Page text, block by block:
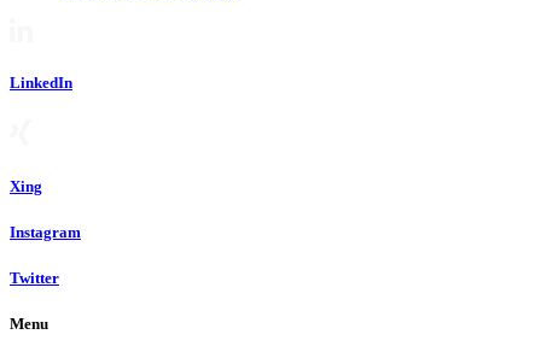
LinkedIn
Xing
Instagram
Twitter
Menu